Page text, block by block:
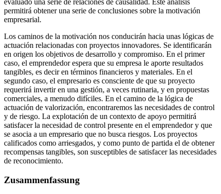
evaluado una serie de relaciones de causalidad. Este análisis
permitirá obtener una serie de conclusiones sobre la motivación
empresarial.
Los caminos de la motivación nos conducirán hacia unas lógicas de
actuación relacionadas con proyectos innovadores. Se identificarán
en origen los objetivos de desarrollo y compromiso. En el primer
caso, el emprendedor espera que su empresa le aporte resultados
tangibles, es decir en términos financieros y materiales. En el
segundo caso, el empresario es consciente de que su proyecto
requerirá invertir en una gestión, a veces rutinaria, y en propuestas
comerciales, a menudo difíciles. En el camino de la lógica de
actuación de valorización, encontraremos las necesidades de control
y de riesgo. La explotación de un contexto de apoyo permitirá
satisfacer la necesidad de control presente en el emprendedor y que
se asocia a un empresario que no busca riesgos. Los proyectos
calificados como arriesgados, y como punto de partida el de obtener
recompensas tangibles, son susceptibles de satisfacer las necesidades
de reconocimiento.
Zusammenfassung